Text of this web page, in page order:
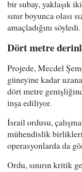
bir subay, yaklaşık
sınır boyunca olası
amaçladığını söyledi.
Dört metre
Projede, Mecdel
güneyine kadar
dört metre
inşa ediliyor.
İsrail ordusu,
mühendislik
operasyonlarda da
Ordu, sınırın kritik